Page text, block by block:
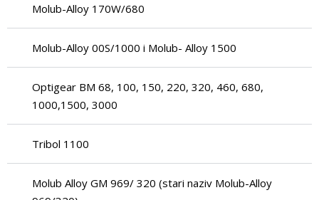
Molub-Alloy 170W/680
Molub-Alloy 00S/1000 i Molub- Alloy 1500
Optigear BM 68, 100, 150, 220, 320, 460, 680,
1000,1500, 3000
Tribol 1100
Molub Alloy GM 969/ 320 (stari naziv Molub-Alloy